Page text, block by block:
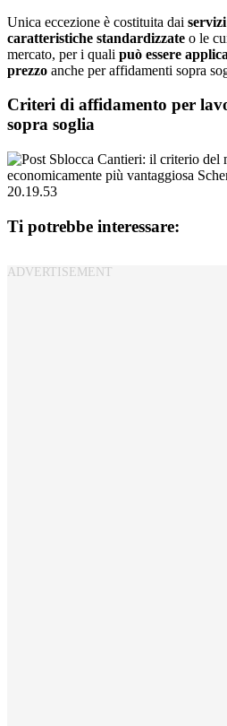
Unica eccezione è costituita dai
caratteristiche standardizzate o le
mercato, per i quali può essere
prezzo anche per affidamenti sopra
Criteri di affidamento per
sopra soglia
Ti potrebbe interessare: